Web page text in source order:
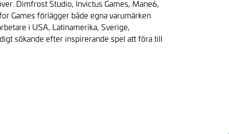
Dimfrost Studio, Invictus Games, Mane6,
Games förlägger både egna varumärken
i USA, Latinamerika, Sverige,
sökande efter inspirerande spel att föra till